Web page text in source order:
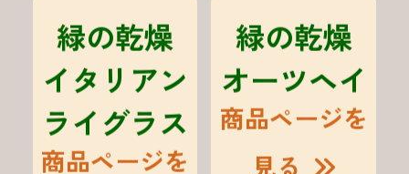
緑の乾燥
イタリアン
ライグラス
商品ページを
緑の乾燥
オーツヘイ
商品ページを
見る